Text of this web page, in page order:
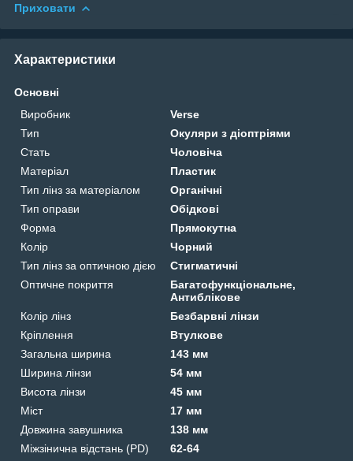
Приховати
Характеристики
Основні
Виробник
Verse
Тип
Окуляри з діоптріями
Стать
Чоловіча
Матеріал
Пластик
Тип лінз за матеріалом
Органічні
Тип оправи
Обідкові
Форма
Прямокутна
Колір
Чорний
Тип лінз за оптичною дією
Стигматичні
Оптичне покриття
Багатофункціональне,
Антиблікове
Колір лінз
Безбарвні лінзи
Кріплення
Втулкове
Загальна ширина
143 мм
Ширина лінзи
54 мм
Висота лінзи
45 мм
Міст
17 мм
Довжина завушника
138 мм
Міжзінична відстань (PD)
62-64